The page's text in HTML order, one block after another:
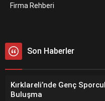
Firma Rehberi
Son Haberler
Kırklareli’nde Genç
Buluşma